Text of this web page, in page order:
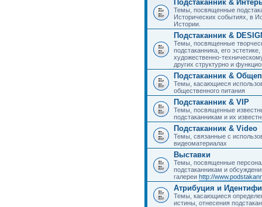
Подстаканник &
Темы, посвященные
Исторических событиях, в
Истории.
Подстаканник &
Темы, посвященные
подстаканника, его
художественно-
других структурно и
Подстаканник &
Темы, касающиеся
общественного питания
Подстаканник & VIP
Темы, посвященные
подстаканникам и их
Подстаканник & Video
Темы, связанные с
видеоматериалах
Выставки
Темы, посвященные
подстаканникам и
галереи http://
Атрибуция и
Темы, касающиеся
истины, отнесения